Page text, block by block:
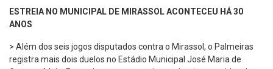
ESTREIA NO MUNICIPAL DE MIRASSOL ACONTECEU HÁ 30
ANOS
> Além dos seis jogos disputados contra o Mirassol, o Palmeiras
registra mais dois duelos no Estádio Municipal José Maria de